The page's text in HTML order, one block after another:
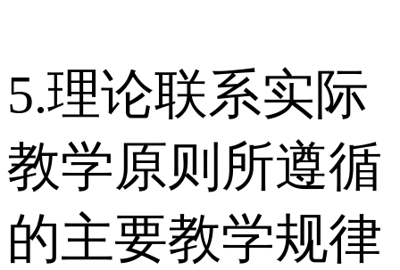
5.理论联系实际
教学原则所遵循
的主要教学规律